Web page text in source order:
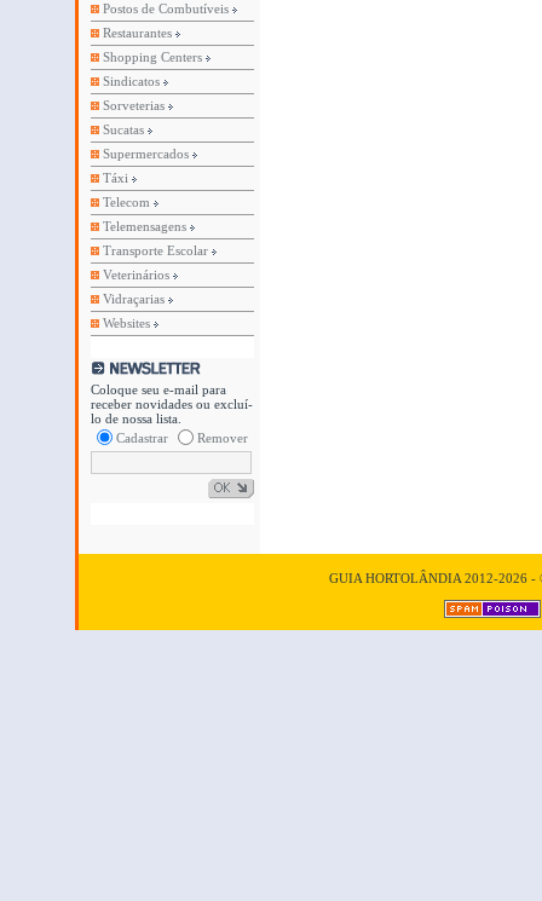
Postos de Combutíveis
Restaurantes
Shopping Centers
Sindicatos
Sorveterias
Sucatas
Supermercados
Táxi
Telecom
Telemensagens
Transporte Escolar
Veterinários
Vidraçarias
Websites
Coloque seu e-mail para
receber novidades ou excluí-
lo de nossa lista.
Cadastrar
Remover
GUIA HORTOLÂNDIA 2012-2026 -